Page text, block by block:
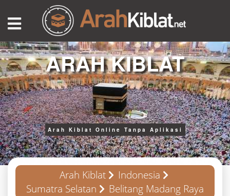
ARAH KIBLAT
Arah Kiblat Online Tanpa Aplikasi
Arah Kiblat
Indonesia
Sumatra Selatan
Belitang Madang Raya